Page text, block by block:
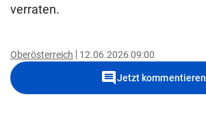
verraten.
Oberösterreich 12.06.2026 09:00
commentJetzt kommentieren